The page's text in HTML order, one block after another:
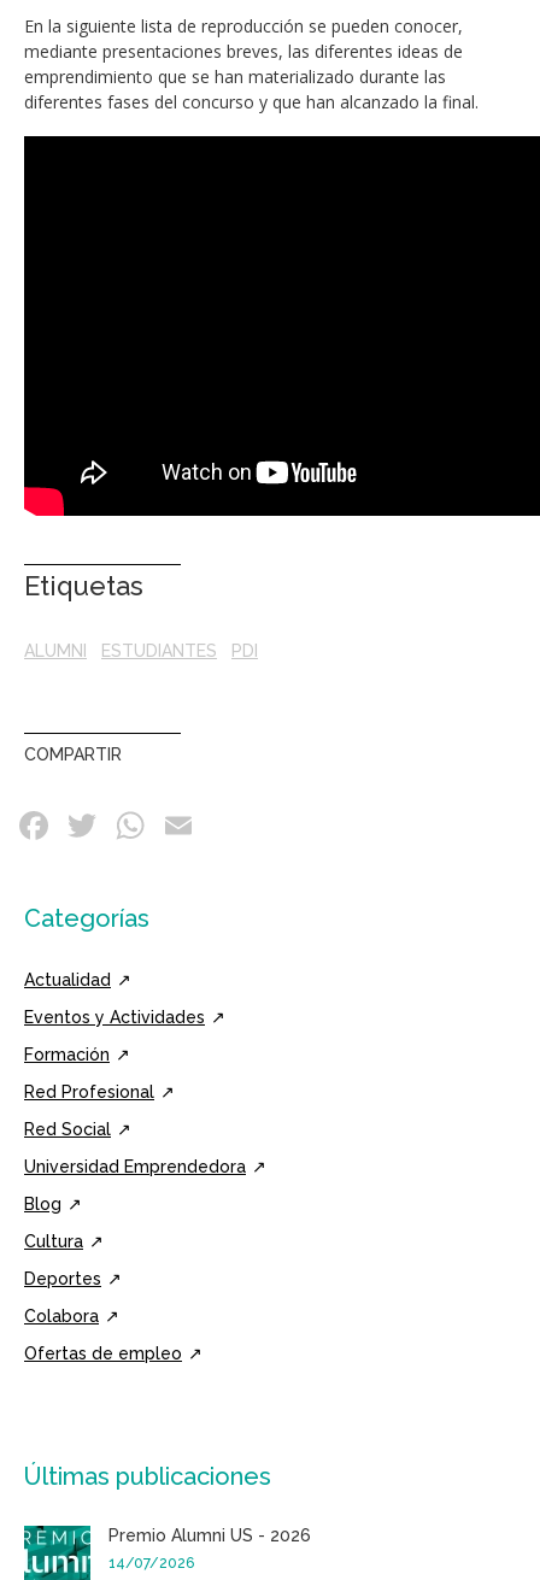
En la siguiente lista de reproducción se pueden conocer,
mediante presentaciones breves, las diferentes ideas de
emprendimiento que se han materializado durante las
diferentes fases del concurso y que han alcanzado la final.
Etiquetas
ALUMNI ESTUDIANTES PDI
COMPARTIR
Categorías
Actualidad
Eventos y Actividades
Formación
Red Profesional
Red Social
Universidad Emprendedora
Blog
Cultura
Deportes
Colabora
Ofertas de empleo
Últimas publicaciones
Premio Alumni US - 2026
14/07/2026